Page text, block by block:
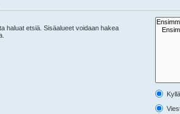
haluat etsiä. Sisäalueet voidaan hakea